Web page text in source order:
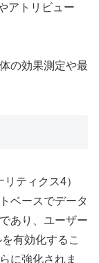
アトリビュー
の効果測定や最
ティクス4）
ベースでデータ
あり、ユーザー
有効化するこ
に強化されま